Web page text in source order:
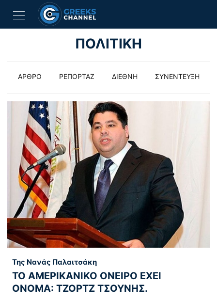
ΠΟΛΙΤΙΚΗ
ΑΡΘΡΟ ΡΕΠΟΡΤΑΖ ΔΙΕΘΝΗ ΣΥΝΕΝΤΕΥΞΗ
Της Νανάς Παλαιτσάκη
ΤΟ ΑΜΕΡΙΚΑΝΙΚΟ ΟΝΕΙΡΟ ΕΧΕΙ
ΟΝΟΜΑ: ΤΖΟΡΤΖ ΤΣΟΥΝΗΣ.